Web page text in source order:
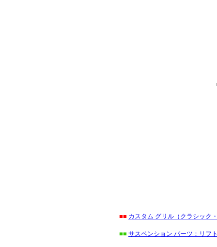
■■ カスタム グリル（クラシック
■■ サスペンション パーツ：リフ